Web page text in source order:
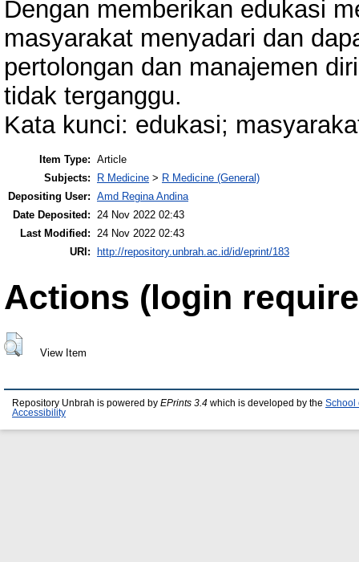
Dengan memberikan edukasi
masyarakat menyadari dan
pertolongan dan manajemen
tidak terganggu.
Kata kunci: edukasi;
Item Type: Article
Subjects:
R Medicine > R Medicine (General)
Depositing User: Amd Regina Andina
Date Deposited: 24 Nov 2022 02:43
Last Modified: 24 Nov 2022 02:43
URI:
http://repository.unbrah.ac.id/id/eprint/183
Actions (login
View Item
Repository Unbrah is powered by EPrints 3.4 which is developed by the School
Accessibility